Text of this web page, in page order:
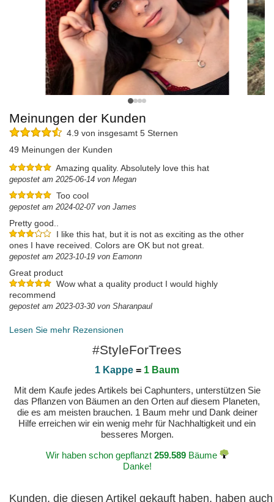
Meinungen der Kunden
4.9 von insgesamt 5 Sternen
49 Meinungen der Kunden
Amazing quality. Absolutely love this hat
gepostet am 2025-06-14 von Megan
Too cool
gepostet am 2024-02-07 von James
Pretty good..
I like this hat, but it is not as exciting as the other
ones I have received. Colors are OK but not great.
gepostet am 2023-10-19 von Eamonn
Great product
Wow what a quality product I would highly
recommend
gepostet am 2023-03-30 von Sharanpaul
Lesen Sie mehr Rezensionen
#StyleForTrees
1 Kappe = 1 Baum
Mit dem Kaufe jedes Artikels bei Caphunters, unterstützen Sie
das Pflanzen von Bäumen an den Orten auf diesem Planeten,
die es am meisten brauchen. 1 Baum mehr und Dank deiner
Hilfe erreichen wir ein wenig mehr für Nachhaltigkeit und ein
besseres Morgen.
Wir haben schon gepflanzt 259.589Bäume
Danke!
Kunden, die diesen Artikel gekauft haben, haben auch